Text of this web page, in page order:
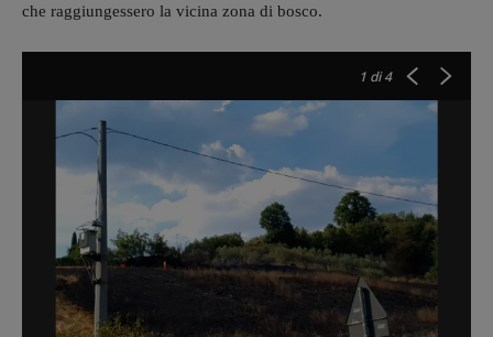
che raggiungessero la vicina zona di bosco.
1 di 4